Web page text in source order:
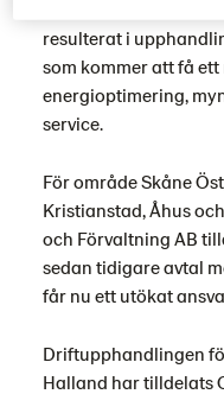
resulterat i
som kommer att få
energioptimering,
service.
För område Skåne
Kristianstad, Åhus
och Förvaltning AB
sedan tidigare avtal
får nu ett utökat
Driftupphandlingen
Halland har tilldelats